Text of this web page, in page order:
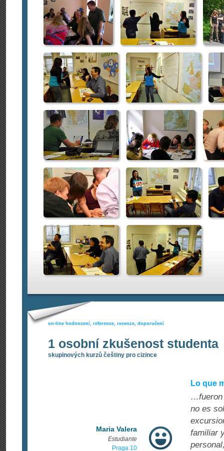
on-line hodnocení, reference, recenze, doporučení
1 osobní zkušenost studenta
skupinových kurzů češtiny pro cizince
Maria Valera
Estudiante
Praga 10
Lo que
…fueron
no es
familiar